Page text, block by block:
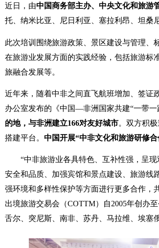
近日，由中国商务部主办、中央文化和旅游
托、纳米比亚、尼日利亚、塞拉利昂、坦桑
此次培训围绕旅游政策、景区建设与管理、
在旅游业发展方面的实践经验，包括旅游标
旅融合发展等。
近年来，随着中非之间直飞航班增加、签证
办公室发布的《中国—非洲国家共建“一带一
的地，与非洲建立166对友好城市。双方积
搭建平台。 中国开展“中非文化和旅游研修
“中非旅游业各具特色、互补性强，呈现
安全和品质、加强宾馆和景点建设、旅游线
强环境和多样性保护等方面进行更多合作，
出境旅游交易会（COTTM）自2005年创办
舌尔、突尼斯、南非、苏丹、马拉维、埃塞